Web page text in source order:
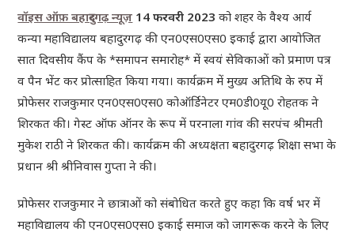
वॉइस ऑफ़ बहादुरगढ़ न्यूज़ 14 फरवरी 2023 को शहर के वैश्य आर्य
कन्या महाविद्यालय बहादुरगढ़ की एन0एस0एस0 इकाई द्वारा आयोजित
सात दिवसीय कैंप के *समापन समारोह* में स्वयं सेविकाओं को प्रमाण पत्र
व पैन भेंट कर प्रोत्साहित किया गया। कार्यक्रम में मुख्य अतिथि के रुप में
प्रोफेसर राजकुमार एन0एस0एस0 कोऑर्डिनेटर एम0डी0यू0 रोहतक ने
शिरकत की। गेस्ट ऑफ ऑनर के रूप में परनाला गांव की सरपंच श्रीमती
मुकेश राठी ने शिरकत की। कार्यक्रम की अध्यक्षता बहादुरगढ़ शिक्षा सभा के
प्रधान श्री श्रीनिवास गुप्ता ने की।
प्रोफेसर राजकुमार ने छात्राओं को संबोधित करते हुए कहा कि वर्ष भर में
महाविद्यालय की एन0एस0एस0 इकाई समाज को जागरूक करने के लिए